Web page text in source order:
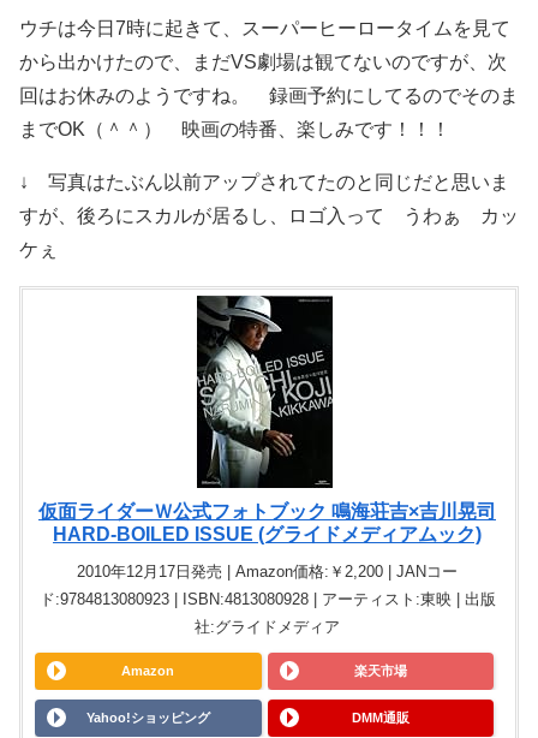
ウチは今日7時に起きて、スーパーヒーロータイムを見て
から出かけたので、まだVS劇場は観てないのですが、次
回はお休みのようですね。 録画予約にしてるのでそのま
までOK（＾＾） 映画の特番、楽しみです！！！
↓ 写真はたぶん以前アップされてたのと同じだと思いま
すが、後ろにスカルが居るし、ロゴ入って うわぁ カッ
ケぇ
仮面ライダーＷ公式フォトブック 鳴海荘吉×吉川晃司
HARD-BOILED ISSUE (グライドメディアムック)
2010年12月17日発売 | Amazon価格:￥2,200 | JANコー
ド:9784813080923 | ISBN:4813080928 | アーティスト:東映 | 出版
社:グライドメディア
Amazon 楽天市場
Yahoo!ショッピング DMM通販